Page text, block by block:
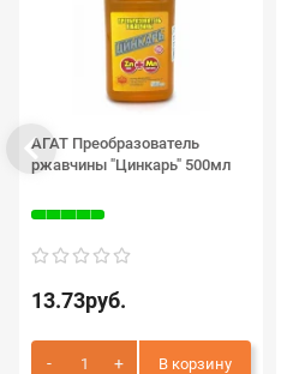
АГАТ Преобразователь
ржавчины "Цинкарь" 500мл
13.73руб.
В корзину